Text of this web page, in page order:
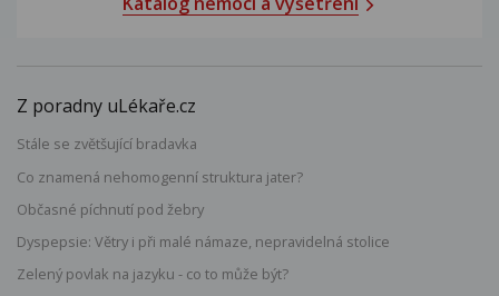
Z poradny uLékaře.cz
Stále se zvětšující bradavka
Co znamená nehomogenní struktura jater?
Občasné píchnutí pod žebry
Dyspepsie: Větry i při malé námaze, nepravidelná stolice
Zelený povlak na jazyku - co to může být?